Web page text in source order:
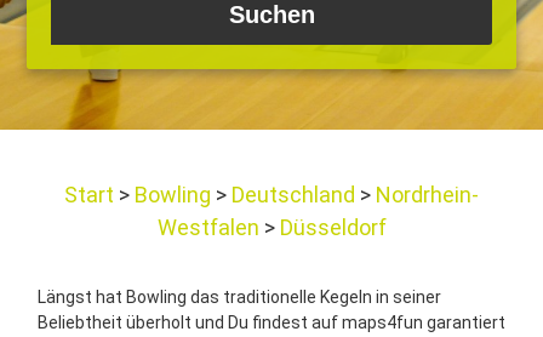
Start Bowling Deutschland
Nordrhein-
Westfalen
Düsseldorf
Längst hat Bowling das traditionelle Kegeln in seiner
Beliebtheit überholt und Du findest auf maps4fun garantiert